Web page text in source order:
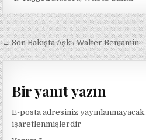
Yazı
gezinmesi
← Son Bakışta Aşk / Walter Benjamin
Bir yanıt yazın
E-posta adresiniz yayınlanmayacak.
işaretlenmişlerdir